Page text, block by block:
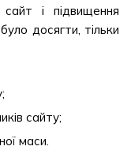
і підвищення
досягти, тільки
сайту;
маси.